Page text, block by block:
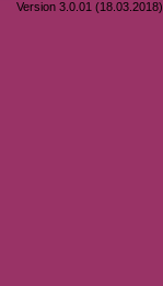
Version 3.0.01 (18.03.2018)